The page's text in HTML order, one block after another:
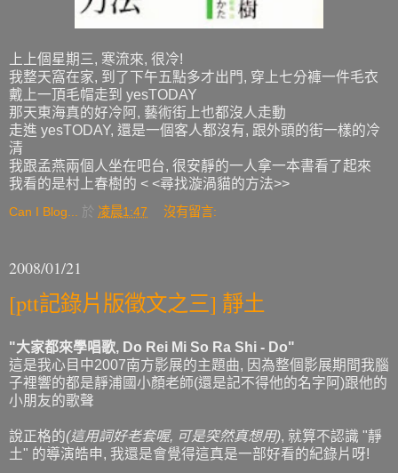
上上個星期三, 寒流來, 很冷!
我整天窩在家, 到了下午五點多才出門, 穿上七分褲一件毛衣
戴上一頂毛帽走到 yesTODAY
那天東海真的好冷阿, 藝術街上也都沒人走動
走進 yesTODAY, 還是一個客人都沒有, 跟外頭的街一樣的冷
清
我跟孟燕兩個人坐在吧台, 很安靜的一人拿一本書看了起來
我看的是村上春樹的 < <尋找漩渦貓的方法>>
Can I Blog... 於 凌晨1:47 沒有留言:
2008/01/21
[ptt記錄片版徵文之三] 靜土
"大家都來學唱歌, Do Rei Mi So Ra Shi - Do"
這是我心目中2007南方影展的主題曲, 因為整個影展期間我腦
子裡響的都是靜浦國小顏老師(還是記不得他的名字阿)跟他的
小朋友的歌聲
說正格的(這用詞好老套喔, 可是突然真想用), 就算不認識 "靜
土" 的導演皓申, 我還是會覺得這真是一部好看的紀錄片呀!